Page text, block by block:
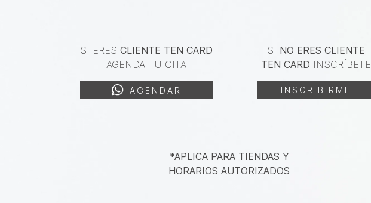
SI ERESCLIENTE TEN CARD
AGENDA TU CITA
AGENDAR
SI NO ERES CLIENTE
TEN CARD INSCRÍBETE
INSCRIBIRME
*APLICA PARA TIENDAS Y
HORARIOS AUTORIZADOS